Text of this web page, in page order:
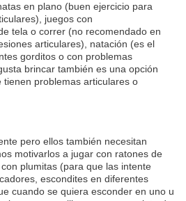
en plano (buen ejercicio para
juegos con
tela o correr (no recomendado en
articulares), natación (es el
gorditos o con problemas
brincar también es una opción
problemas articulares o
pero ellos también necesitan
motivarlos a jugar con ratones de
plumitas (para que las intente
escondites en diferentes
cuando se quiera esconder en uno u